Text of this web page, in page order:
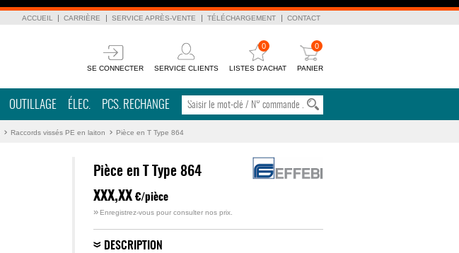
ACCUEIL CARRIÈRE SERVICE APRÈS-VENTE TÉLÉCHARGEMENT CONTACT
SE CONNECTER SERVICE CLIENTS
0
LISTES D'ACHAT
0
PANIER
OUTILLAGE ÉLEC. PCS. RECHANGE
Raccords vissés PE en laiton Pièce en T Type 864
Pièce en T Type 864
XXX,XX €/pièce
» Enregistrez-vous pour consulter nos prix.
DESCRIPTION